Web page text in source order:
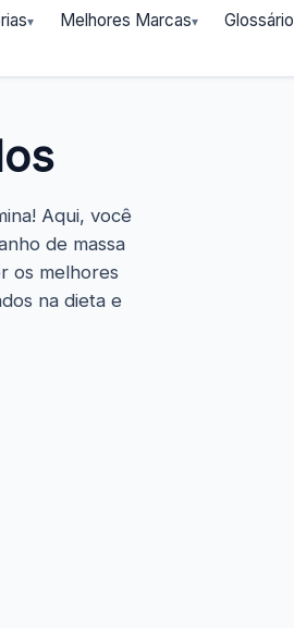
Melhores Marcas Glossário
Aqui, você
de massa
os melhores
na dieta e